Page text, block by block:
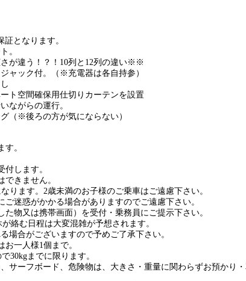
となります。
。
が違う！？！10列と12列の違い※※
ャック付。（※充電器は各自持参）
ト空間確保用仕切りカーテンを設置
ながらの運行。
（※後ろの方が気にならない）
。
します。
きません。
ります。2歳未満のお子様のご乗車はご遠慮下さい。
迷惑がかかる場合がありますのでご遠慮下さい。
物又は携帯画面）を受付・乗務員にご提示下さい。
絡む日程は大変混雑が予想されます。
場合がございますので予めご了承下さい。
一人様1個まで。
30kgまでに限ります。
サーフボード、危険物は、大きさ・重量に関わらずお預かり・